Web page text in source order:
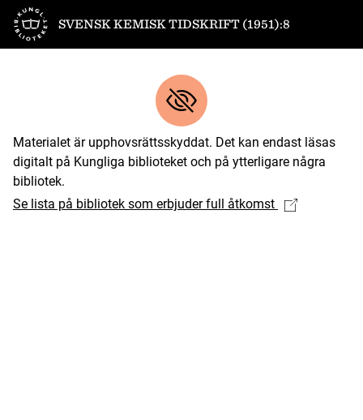
Till startsidan
SVENSK KEMISK TIDSKRIFT (1951):8
Materialet är upphovsrättsskyddat. Det kan endast läsas
digitalt på Kungliga biblioteket och på ytterligare några
bibliotek.
Se lista på bibliotek som erbjuder full åtkomst